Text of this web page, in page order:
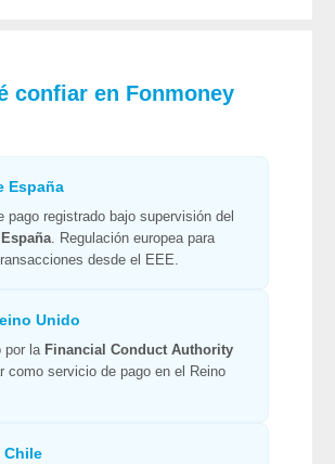
confiar en Fonmoney
España
pago registrado bajo supervisión del
. Regulación europea para
desde el EEE.
Unido
por la Financial Conduct Authority
como servicio de pago en el Reino
Chile